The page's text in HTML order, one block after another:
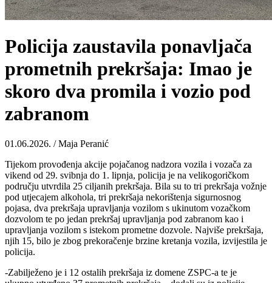
Policija zaustavila ponavljača
prometnih prekršaja: Imao je
skoro dva promila i vozio pod
zabranom
01.06.2026. / Maja Peranić
Tijekom provođenja akcije pojačanog nadzora vozila i vozača za
vikend od 29. svibnja do 1. lipnja, policija je na velikogoričkom
području utvrdila 25 ciljanih prekršaja. Bila su to tri prekršaja vožnje
pod utjecajem alkohola, tri prekršaja nekorištenja sigurnosnog
pojasa, dva prekršaja upravljanja vozilom s ukinutom vozačkom
dozvolom te po jedan prekršaj upravljanja pod zabranom kao i
upravljanja vozilom s istekom prometne dozvole. Najviše prekršaja,
njih 15, bilo je zbog prekoračenje brzine kretanja vozila, izvijestila je
policija.
-Zabilježeno je i 12 ostalih prekršaja iz domene ZSPC-a te je